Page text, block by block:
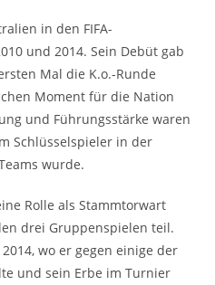
in den FIFA-
und 2014. Sein Debüt gab
Mal die K.o.-Runde
Moment für die Nation
und Führungsstärke waren
Schlüsselspieler in der
wurde.
Rolle als Stammtorwart
drei Gruppenspielen teil.
wo er gegen einige der
und sein Erbe im Turnier